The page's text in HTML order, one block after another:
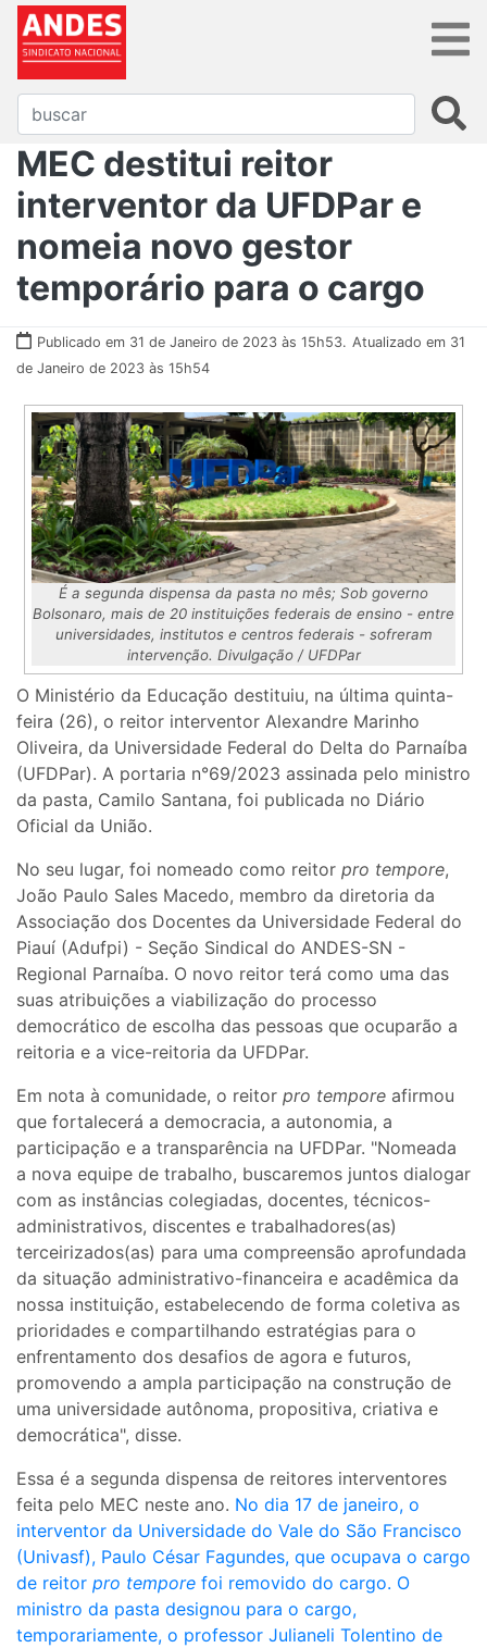
MEC destitui reitor
interventor da UFDPar e
nomeia novo gestor
temporário para o cargo
Publicado em 31 de Janeiro de 2023 às 15h53. Atualizado em 31
de Janeiro de 2023 às 15h54
É a segunda dispensa da pasta no mês; Sob governo
Bolsonaro, mais de 20 instituições federais de ensino - entre
universidades, institutos e centros federais - sofreram
intervenção. Divulgação / UFDPar
O Ministério da Educação destituiu, na última quinta-
feira (26), o reitor interventor Alexandre Marinho
Oliveira, da Universidade Federal do Delta do Parnaíba
(UFDPar). A portaria n°69/2023 assinada pelo ministro
da pasta, Camilo Santana, foi publicada no Diário
Oficial da União.
No seu lugar, foi nomeado como reitor pro tempore,
João Paulo Sales Macedo, membro da diretoria da
Associação dos Docentes da Universidade Federal do
Piauí (Adufpi) - Seção Sindical do ANDES-SN -
Regional Parnaíba. O novo reitor terá como uma das
suas atribuições a viabilização do processo
democrático de escolha das pessoas que ocuparão a
reitoria e a vice-reitoria da UFDPar.
Em nota à comunidade, o reitor pro tempore afirmou
que fortalecerá a democracia, a autonomia, a
participação e a transparência na UFDPar. "Nomeada
a nova equipe de trabalho, buscaremos juntos dialogar
com as instâncias colegiadas, docentes, técnicos-
administrativos, discentes e trabalhadores(as)
terceirizados(as) para uma compreensão aprofundada
da situação administrativo-financeira e acadêmica da
nossa instituição, estabelecendo de forma coletiva as
prioridades e compartilhando estratégias para o
enfrentamento dos desafios de agora e futuros,
promovendo a ampla participação na construção de
uma universidade autônoma, propositiva, criativa e
democrática", disse.
Essa é a segunda dispensa de reitores interventores
feita pelo MEC neste ano. No dia 17 de janeiro, o
interventor da Universidade do Vale do São Francisco
(Univasf), Paulo César Fagundes, que ocupava o cargo
de reitor pro tempore foi removido do cargo. O
ministro da pasta designou para o cargo,
temporariamente, o professor Julianeli Tolentino de